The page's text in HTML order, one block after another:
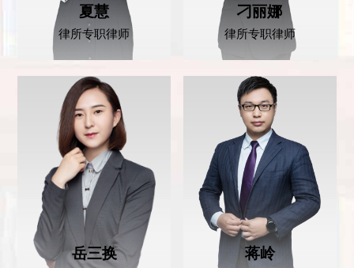
夏慧
律所专职律师
刁丽娜
律所专职律师
岳三换 蒋岭